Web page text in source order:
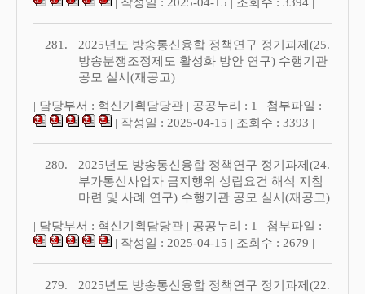
281.
2025년도 방송통신융합 정책연구 정기과제(25.
방송분쟁조정제도 활성화 방안 연구) 수행기관
공모 실시(재공고)
| 담당부서 : 혁신기획담당관 | 공공누리 : 1 | 첨부파일 :
| 작성일 : 2025-04-15 | 조회수 : 3393 |
280.
2025년도 방송통신융합 정책연구 정기과제(24.
부가통신사업자 금지행위 성립요건 해석 지침
마련 및 사례 연구) 수행기관 공모 실시(재공고)
| 담당부서 : 혁신기획담당관 | 공공누리 : 1 | 첨부파일 :
| 작성일 : 2025-04-15 | 조회수 : 2679 |
279.
2025년도 방송통신융합 정책연구 정기과제(22.